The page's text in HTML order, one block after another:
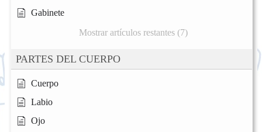
Gabinete
Mostrar artículos restantes (7)
PARTES DEL CUERPO
Cuerpo
Labio
Ojo